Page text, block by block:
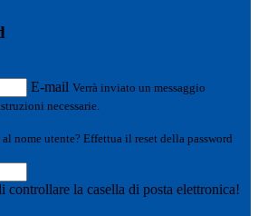
E-mail Verrà inviato un messaggio
necessarie.
nome utente? Effettua il reset della password
controllare la casella di posta elettronica!